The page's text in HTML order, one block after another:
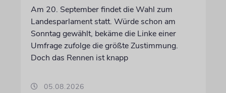
Am 20. September findet die Wahl zum
Landesparlament statt. Würde schon am
Sonntag gewählt, bekäme die Linke einer
Umfrage zufolge die größte Zustimmung.
Doch das Rennen ist knapp
05.08.2026